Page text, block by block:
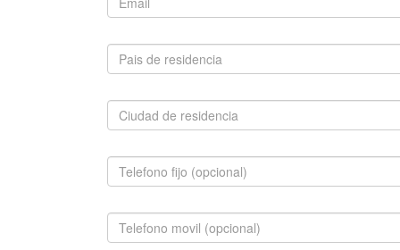
SUGERIDO
BERNES DE LA MONTAÑA